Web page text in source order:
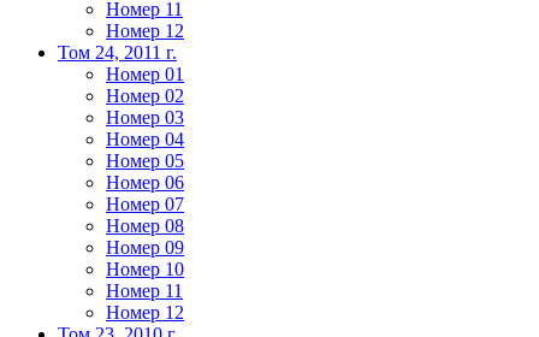
Номер 11
Номер 12
Том 24, 2011 г.
Номер 01
Номер 02
Номер 03
Номер 04
Номер 05
Номер 06
Номер 07
Номер 08
Номер 09
Номер 10
Номер 11
Номер 12